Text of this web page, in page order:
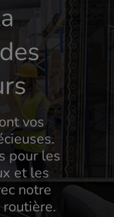
vos
pour les
et les
notre